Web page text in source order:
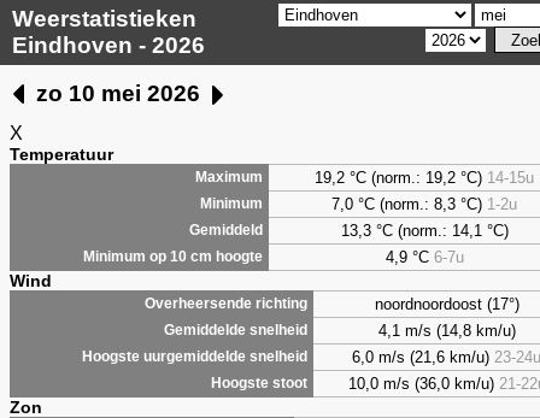
Weerstatistieken
Eindhoven - 2026
zo 10 mei 2026
X
Temperatuur
Maximum 19,2 °C (norm.: 19,2 °C) 14-15u
Minimum 7,0 °C (norm.: 8,3 °C) 1-2u
Gemiddeld 13,3 °C (norm.: 14,1 °C)
Minimum op 10 cm hoogte 4,9°C 6-7u
Wind
Overheersende richting noordnoordoost (17°)
Gemiddelde snelheid 4,1 m/s (14,8 km/u)
Hoogste uurgemiddelde snelheid 6,0 m/s (21,6 km/u) 23-24u
Hoogste stoot 10,0 m/s (36,0 km/u) 21-
Zon